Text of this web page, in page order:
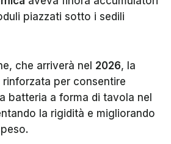
piazzati sotto i sedili
che arriverà nel 2026, la
per consentire
batteria a forma di tavola nel
la rigidità e migliorando